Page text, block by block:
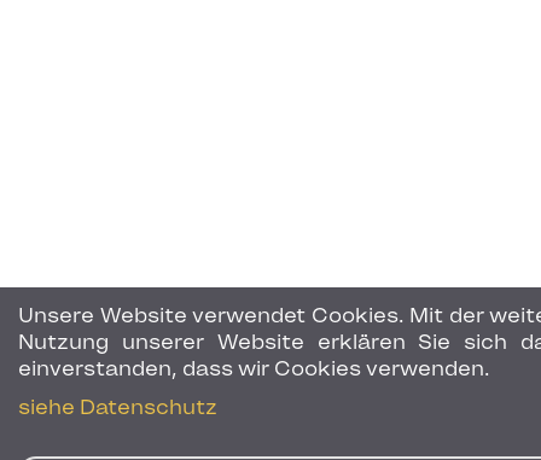
Unsere Website verwendet Cookies. Mit der
Nutzung unserer Website erklären Sie sich
einverstanden, dass wir Cookies verwenden.
siehe Datenschutz